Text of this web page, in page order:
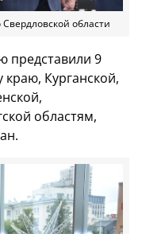
области
представили 9
Курганской,
областям,